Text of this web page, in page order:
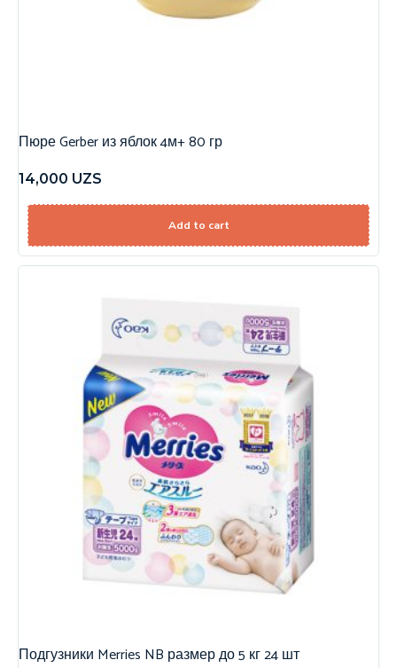
Пюре Gerber из яблок 4м+ 80 гр
14,000 UZS
Add to cart
Подгузники Merries NB размер до 5 кг 24 шт